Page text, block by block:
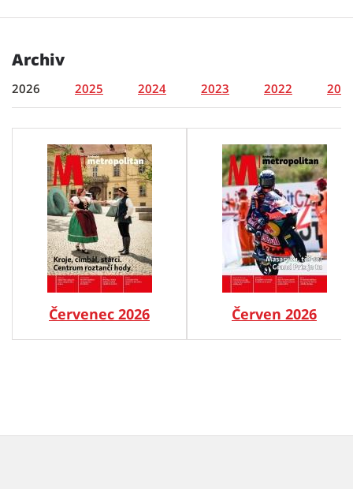
Archiv
2026 2025 2024 2023 2022
Červenec 2026 Červen 2026